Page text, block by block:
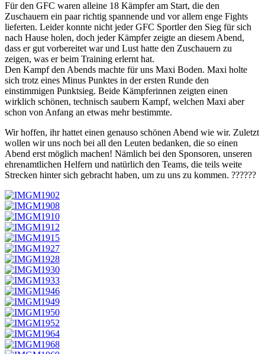
Für den GFC waren alleine 18 Kämpfer am Start, die den
Zuschauern ein paar richtig spannende und vor allem enge Fights
lieferten. Leider konnte nicht jeder GFC Sportler den Sieg für sich
nach Hause holen, doch jeder Kämpfer zeigte an diesem Abend,
dass er gut vorbereitet war und Lust hatte den Zuschauern zu
zeigen, was er beim Training erlernt hat.
Den Kampf den Abends machte für uns Maxi Boden. Maxi holte
sich trotz eines Minus Punktes in der ersten Runde den
einstimmigen Punktsieg. Beide Kämpferinnen zeigten einen
wirklich schönen, technisch saubern Kampf, welchen Maxi aber
schon von Anfang an etwas mehr bestimmte.
Wir hoffen, ihr hattet einen genauso schönen Abend wie wir. Zuletzt
wollen wir uns noch bei all den Leuten bedanken, die so einen
Abend erst möglich machen! Nämlich bei den Sponsoren, unseren
ehrenamtlichen Helfern und natürlich den Teams, die teils weite
Strecken hinter sich gebracht haben, um zu uns zu kommen. ??????